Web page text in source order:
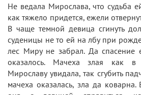
Не ведала Мирослава, что судьба
как тяжело придется, ежели
В чаще темной девица сгинуть
суденицы не то ей на лбу при
лес Миру не забрал. Да спасение
оказалось. Мачеха злая как в
Мирославу увидала, так сгубить
мачеха оказалась, зла да